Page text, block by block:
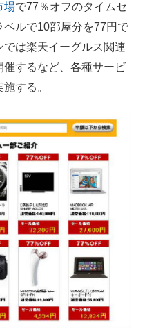
場で77％オフのタイムセ
ルで10部屋分を77円で
は楽天イーグルス関連
するなど、各種サービ
する。